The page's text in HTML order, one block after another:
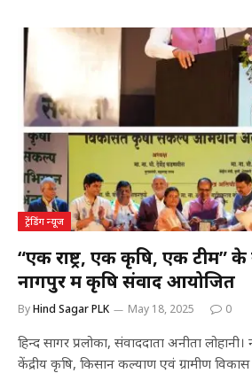
at
p
p
c
e
b
o
o
k
itt
e
r
k
e
dI
ai
l e
ट्रेंडिंग न्यूज
“एक राष्ट्र, एक कृषि, एक टीम”
नागपुर में कृषि संवाद आयोजित
ByHind Sagar PLK May 18, 2025 0
हिन्द सागर प्रलोका, संवाददाता अनीता
केंद्रीय कृषि, किसान कल्याण एवं ग्रामीण विकास